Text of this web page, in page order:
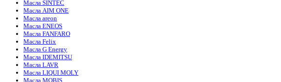
Масла SINTEC
Масла AIM ONE
Масла areon
Масла ENEOS
Масла FANFARO
Масла Felix
Масла G Energy
Масла IDEMITSU
Масла LAVR
Масла LIQUI MOLY
Масла MOBIS